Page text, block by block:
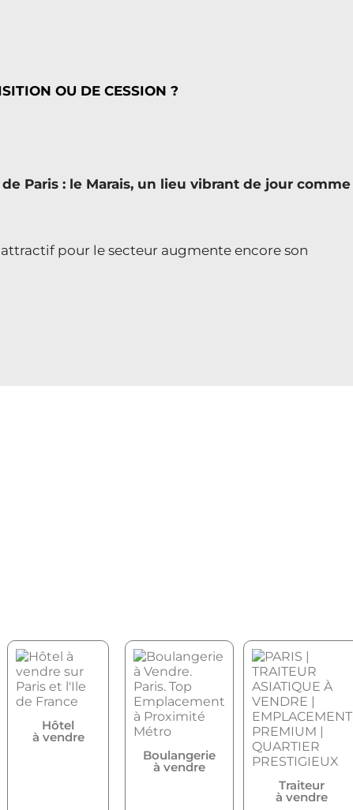
OU DE CESSION ?
Paris : le Marais, un lieu vibrant de jour comme
pour le secteur augmente encore son
Hôtel
à vendre
Boulangerie
à vendre
Traiteur
à vendre